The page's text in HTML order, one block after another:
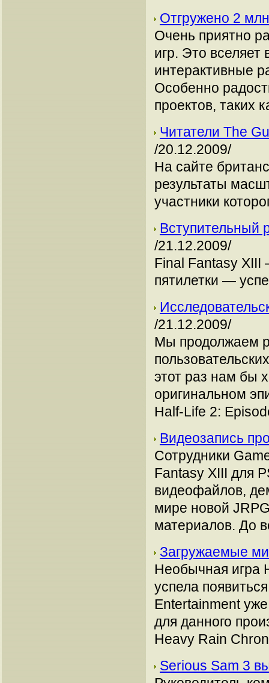
Отгружено 2
Очень приятно
игр. Это
интерактивные
Особенно
проектов, таких
Читатели The
/20.12.2009/
На сайте
результаты
участники
Вступительный
/21.12.2009/
Final Fantasy
пятилетки —
/21.12.2009/
Мы продолжаем
этот раз нам бы
оригинальном
Half-Life 2:
Видеозапись
Сотрудники
Fantasy XIII для
видеофайлов,
мире новой
материалов. До
Загружаемые
Необычная игра
успела
Entertainment
для данного
Heavy Rain
Serious Sam 3